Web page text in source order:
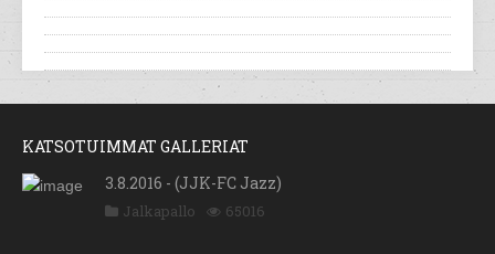
KATSOTUIMMAT GALLERIAT
3.8.2016 - (JJK-FC Jazz)
Jalkapallo 65016